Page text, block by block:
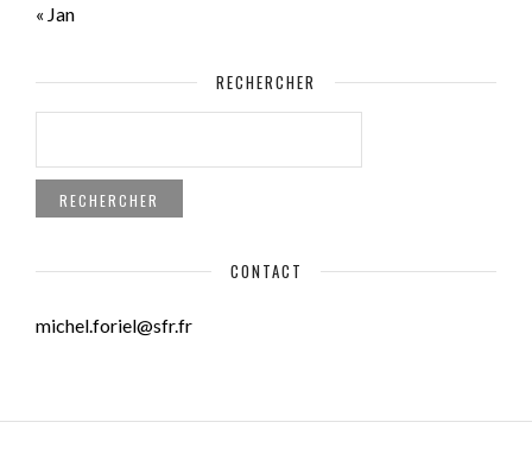
« Jan
RECHERCHER
CONTACT
michel.foriel@sfr.fr